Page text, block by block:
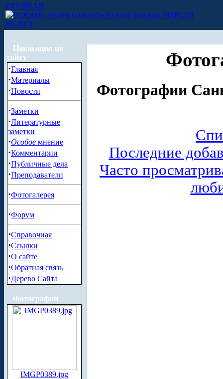
ГЛАВНАЯ
МЫСЛИ
ВСЛУХ
Навигация по
сайту
·Главная
·Материалы
·Новости
·Заметки
·Литературные
заметки
·Особое мнение
·Комментарии
·Публичные дела
·Преподаватели
·Фотогалерея
·Форум
·Справочная
·Ссылки
·О сайте
·Обратная связь
·Дерево Сайта
Фотографии
IMGP0389.jpg
Фотографии
Последние
Часто